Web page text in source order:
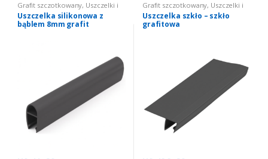
Grafit szczotkowany, Uszczelki i
progi Uszczelki do kabin
prysznicowych,uszczelki do
kabin szkło 8 mm grafitowe
Uszczelka silikonowa z
bąblem 8mm grafit
Grafit szczotkowany, Uszczelki i
progi Uszczelki do kabin
prysznicowych,uszczelki do
kabin szkło 8 mm grafitowe
Uszczelka szkło – szkło
grafitowa